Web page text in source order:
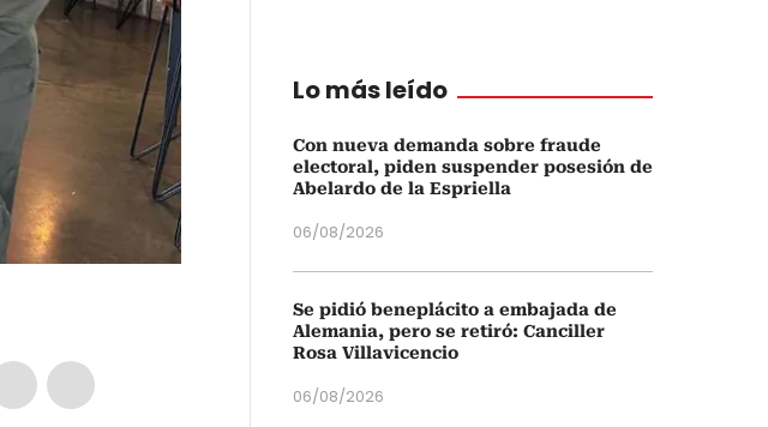
Lo más leído
Con nueva demanda sobre fraude
electoral, piden suspender posesión de
Abelardo de la Espriella
06/08/2026
Se pidió beneplácito a embajada de
Alemania, pero se retiró: Canciller
Rosa Villavicencio
06/08/2026